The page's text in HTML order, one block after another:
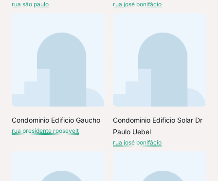
rua são paulo rua josé bonifácio
Condominio Edificio Gaucho
rua presidente roosevelt
Condominio Edificio Solar Dr
Paulo Uebel
rua josé bonifácio